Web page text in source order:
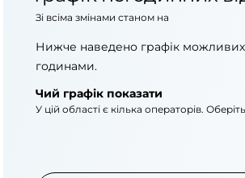
Зі всіма змінами станом на
Нижче наведено графік можливих
годинами.
Чий графік показати
У цій області є кілька операторів.